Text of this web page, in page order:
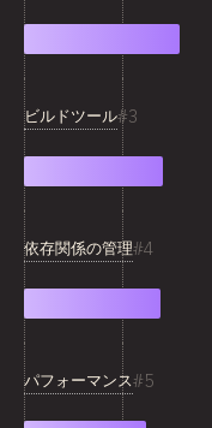
3
ビルドツール
4
依存関係の管理
5
パフォーマンス